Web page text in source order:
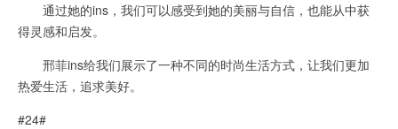
通过她的ins，我们可以感受到她的美丽与自信，也能从中获
得灵感和启发。
邢菲ins给我们展示了一种不同的时尚生活方式，让我们更加
热爱生活，追求美好。
#24#